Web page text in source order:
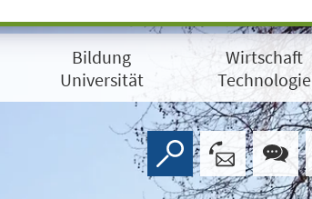
Bildung
Universität
Wirtschaft
Technologie